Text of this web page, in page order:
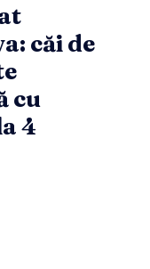
căi de
cu
4